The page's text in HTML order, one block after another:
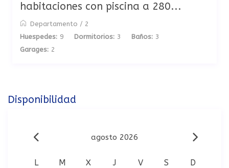
habitaciones con piscina a 280...
Departamento / 2
Huespedes: 9 Dormitorios: 3 Baños: 3
Garages: 2
Disponibilidad
agosto 2026
L M X J V S D